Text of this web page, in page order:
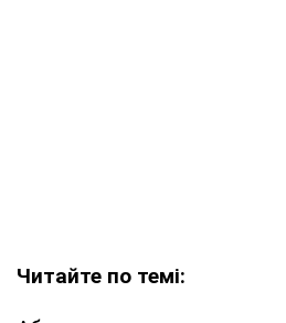
Читайте по темі: